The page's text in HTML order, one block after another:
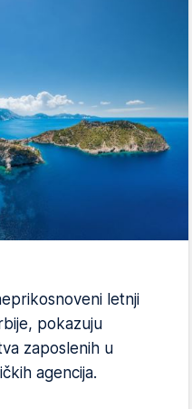
letnji
pokazuju
zaposlenih u
agencija.